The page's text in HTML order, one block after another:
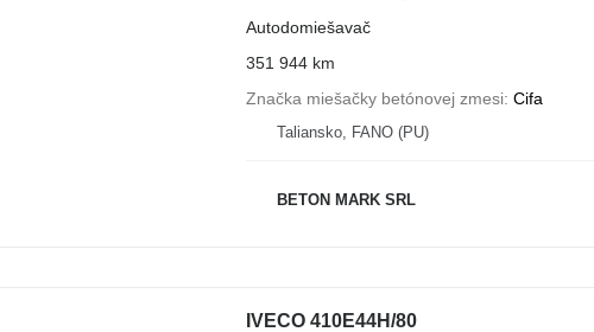
Autodomiešavač
351 944 km
Značka miešačky betónovej zmesi Cifa
Taliansko, FANO (PU)
BETON MARK SRL
IVECO 410E44H/80